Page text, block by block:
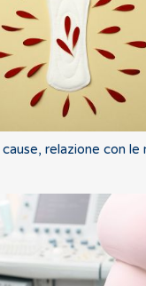
relazione con le